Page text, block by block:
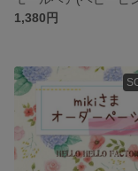
1,380円